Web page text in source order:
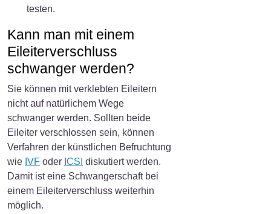
testen.
Kann man mit einem
Eileiterverschluss
schwanger werden?
Sie können mit verklebten Eileitern
nicht auf natürlichem Wege
schwanger werden. Sollten beide
Eileiter verschlossen sein, können
Verfahren der künstlichen Befruchtung
wie IVF oder ICSI diskutiert werden.
Damit ist eine Schwangerschaft bei
einem Eileiterverschluss weiterhin
möglich.